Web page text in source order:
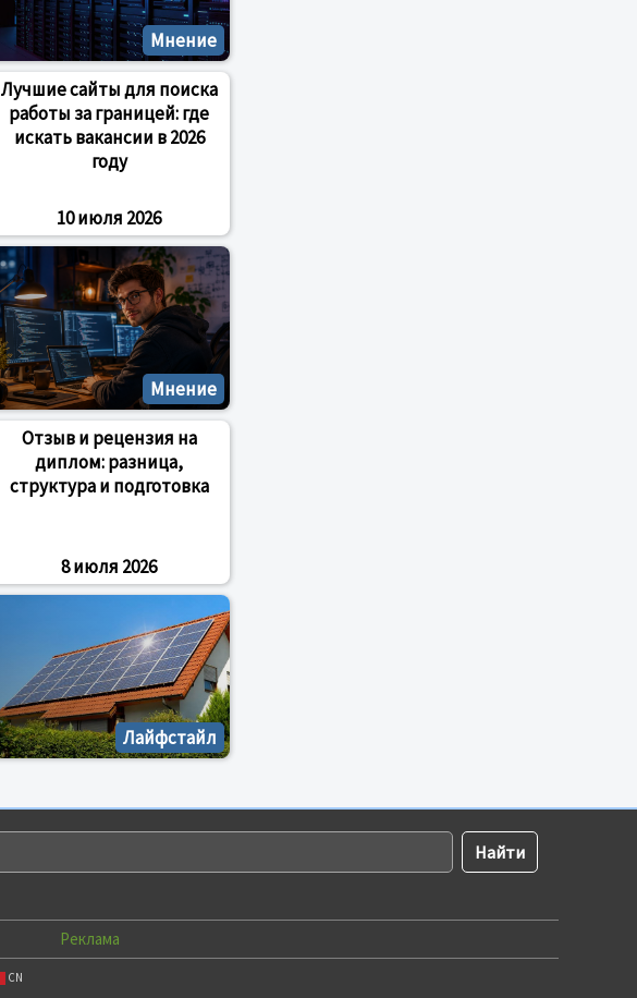
Мнение
Лучшие сайты для поиска
работы за границей: где
искать вакансии в 2026
году
10 июля 2026
Мнение
Отзыв и рецензия на
диплом: разница,
структура и подготовка
8 июля 2026
Лайфстайл
Реклама
CN